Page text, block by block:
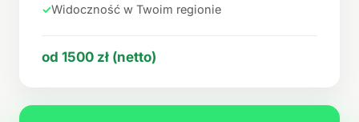
✓Widoczność w Twoim regionie
od 1500 zł (netto)